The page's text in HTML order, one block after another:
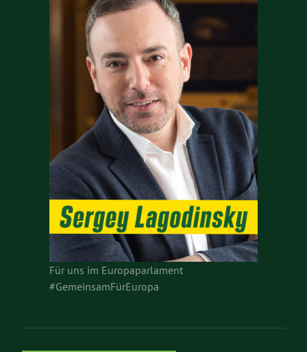
Für uns im Europaparlament
#GemeinsamFürEuropa